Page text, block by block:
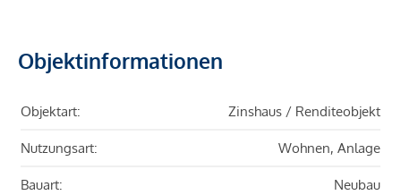
Objektinformationen
Objektart: Zinshaus / Renditeobjekt
Nutzungsart: Wohnen, Anlage
Bauart: Neubau